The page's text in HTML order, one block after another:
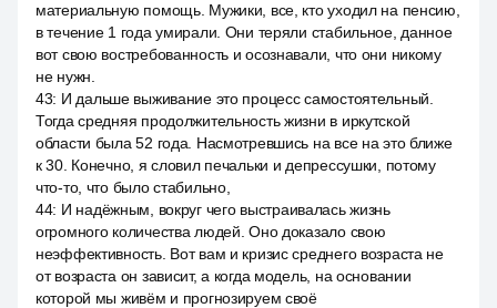
материальную помощь. Мужики, все, кто уходил на пенсию,
в течение 1 года умирали. Они теряли стабильное, данное
вот свою востребованность и осознавали, что они никому
не нужн.
43: И дальше выживание это процесс самостоятельный.
Тогда средняя продолжительность жизни в иркутской
области была 52 года. Насмотревшись на все на это ближе
к 30. Конечно, я словил печальки и депрессушки, потому
что-то, что было стабильно,
44: И надёжным, вокруг чего выстраивалась жизнь
огромного количества людей. Оно доказало свою
неэффективность. Вот вам и кризис среднего возраста не
от возраста он зависит, а когда модель, на основании
которой мы живём и прогнозируем своё